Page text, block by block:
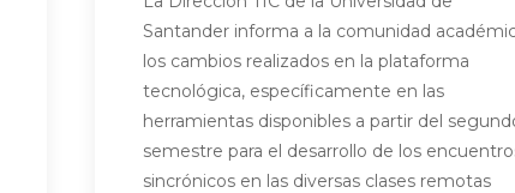
Santander informa a la comunidad
los cambios realizados en la plataforma
tecnológica, específicamente en las
herramientas disponibles a partir del
semestre para el desarrollo de los
sincrónicos en las diversas clases remotas